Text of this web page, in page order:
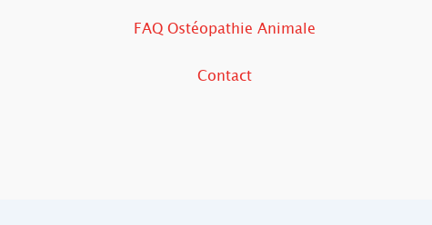
FAQ Ostéopathie Animale
Contact